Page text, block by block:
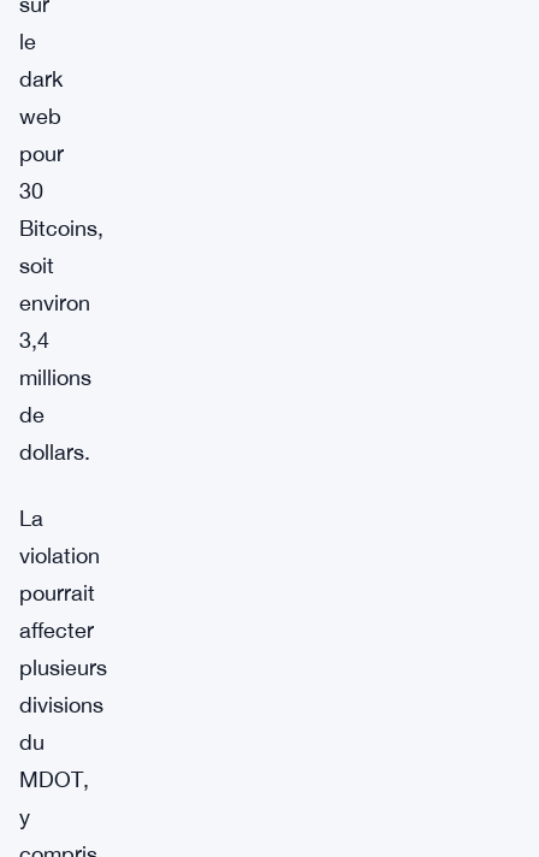
le
dark
web
pour
30
Bitcoins,
soit
environ
3,4
millions
de
dollars.
La
violation
pourrait
affecter
plusieurs
divisions
du
MDOT,
y